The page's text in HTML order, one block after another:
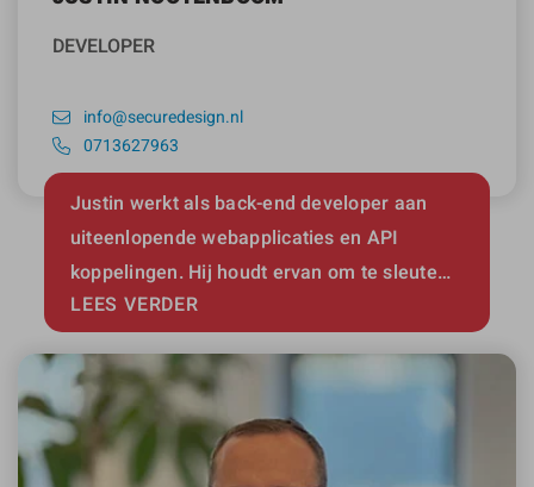
DEVELOPER
info@securedesign.nl
0713627963
Justin werkt als back-end developer aan
uiteenlopende webapplicaties en API
koppelingen. Hij houdt ervan om te sleute…
LEES VERDER